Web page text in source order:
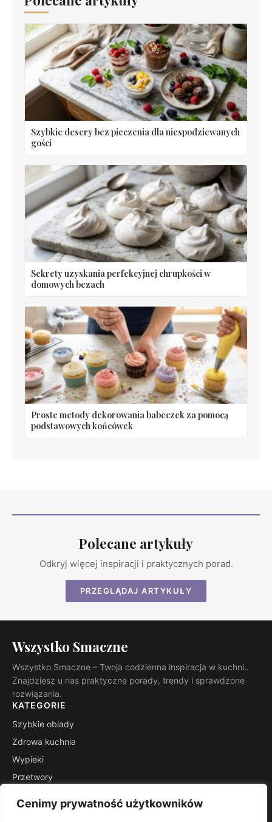
Cenimy prywatność użytkowników
Szybkie desery bez pieczenia dla niespodziewanych
gości
Sekrety uzyskania perfekcyjnej chrupkości w
domowych bezach
Proste metody dekorowania babeczek za pomocą
podstawowych końcówek
Polecane artykuły
Odkryj więcej inspiracji i praktycznych porad.
PRZEGLĄDAJ ARTYKUŁY
Wszystko Smaczne
Wszystko Smaczne – Twoja codzienna inspiracja w kuchni..
Znajdziesz u nas praktyczne porady, trendy i sprawdzone
rozwiązania.
KATEGORIE
Szybkie obiady
Zdrowa kuchnia
Wypieki
Przetwory
Porady mistrza